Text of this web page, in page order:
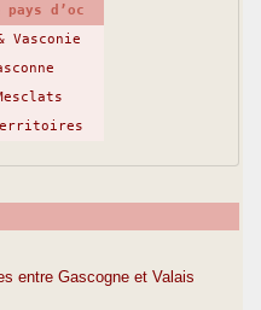
pays d’oc
Vasconie
territoires
entre Gascogne et Valais